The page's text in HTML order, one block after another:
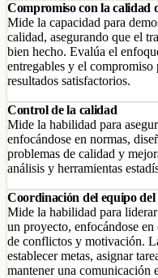
Compromiso con la calidad
Mide la capacidad para
calidad, asegurando que el
bien hecho. Evalúa el
entregables y el compromiso
resultados satisfactorios.
Control de la calidad
Mide la habilidad para
enfocándose en normas,
problemas de calidad y
análisis y herramientas
Coordinación del equipo del
Mide la habilidad para
un proyecto, enfocándose
de conflictos y motivación.
establecer metas, asignar
mantener una comunicación